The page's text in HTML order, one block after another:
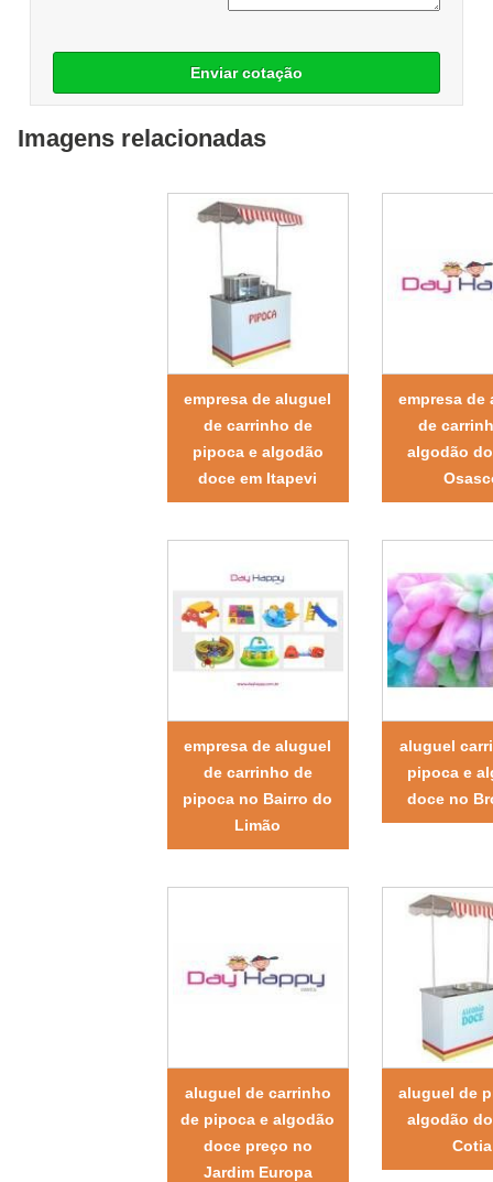
Enviar cotação
Imagens relacionadas
empresa de aluguel
de carrinho de
pipoca e algodão
doce em Itapevi
empresa de
de
algodão
empresa de aluguel
de carrinho de
pipoca no Bairro do
Limão
aluguel
pipoca e
doce no
aluguel de carrinho
de pipoca e algodão
doce preço no
Jardim Europa
aluguel de
algodão
Cotia